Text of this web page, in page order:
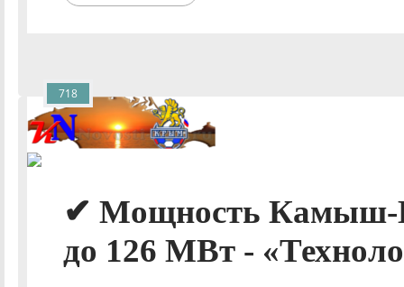
✔ Мощность Камыш-
до 126 МВт -
718